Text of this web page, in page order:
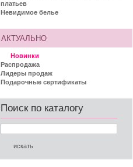
платьев
Невидимое белье
АКТУАЛЬНО
Новинки
Распродажа
Лидеры продаж
Подарочные сертификаты
Поиск по каталогу